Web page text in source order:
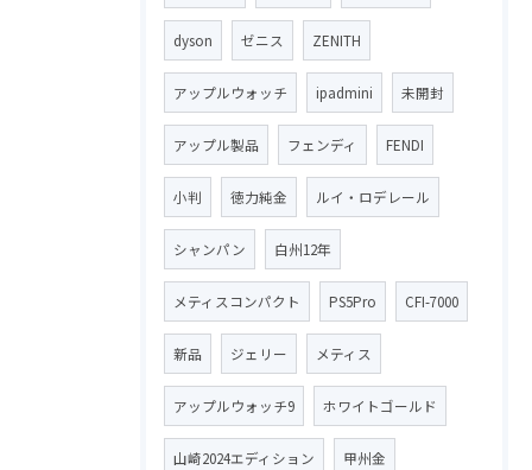
dyson ゼニス ZENITH
アップルウォッチ ipadmini 未開封
アップル製品 フェンディ FENDI
小判 徳力純金 ルイ・ロデレール
シャンパン 白州12年
メティスコンパクト PS5Pro CFI-7000
新品 ジェリー メティス
アップルウォッチ9 ホワイトゴールド
山崎2024エディション 甲州金